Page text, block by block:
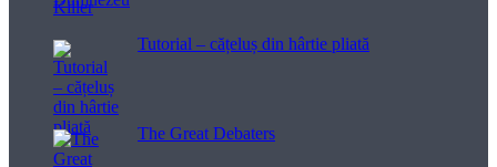
Tutorial – cățeluș din hârtie pliată
The Great Debaters